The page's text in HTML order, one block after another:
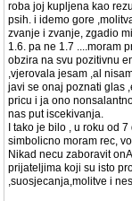
roba joj kupljena kao
psih. i idemo gore
zvanje i zvanje, zgadio
1.6. pa ne 1.7 ....moram
obzira na svu pozitivnu
,vjerovala jesam ,al
javi se onaj poznati glas
pricu i ja ono
nas put iscekivanja.
I tako je bilo , u roku od
simbolicno moram rec,
Nikad necu zaboravit
prijateljima koji su isto
,suosjecanja,molitve i